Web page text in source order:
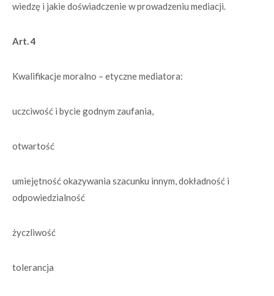
wiedzę i jakie doświadczenie w prowadzeniu mediacji.
Art. 4
Kwalifikacje moralno – etyczne mediatora:
uczciwość i bycie godnym zaufania,
otwartość
umiejętność okazywania szacunku innym, dokładność i
odpowiedzialność
życzliwość
tolerancja